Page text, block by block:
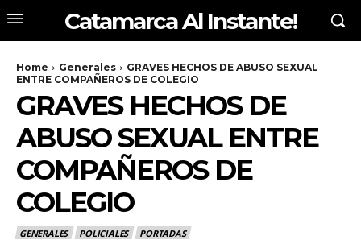
Catamarca Al Instante!
Home Generales
GRAVES HECHOS DE ABUSO SEXUAL
ENTRE COMPAÑEROS DE COLEGIO
GRAVES HECHOS DE
ABUSO SEXUAL ENTRE
COMPAÑEROS DE
COLEGIO
GENERALES POLICIALES PORTADAS